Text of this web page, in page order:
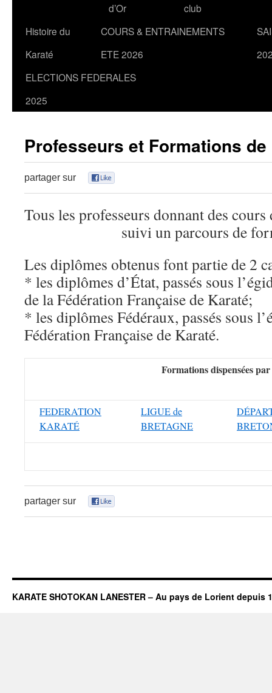
d’Or
club
Histoire du
Karaté
COURS & ENTRAINEMENTS
ETE 2026
ELECTIONS FEDERALES
2025
Professeurs et Formations
partager sur
Tous les professeurs donnant des
suivi un parcours de
Les diplômes obtenus font partie de 2
* les diplômes d’État, passés sous
de la Fédération Française de Karaté;
* les diplômes Fédéraux, passés sous
Fédération Française de Karaté.
Formations dispensées
FEDERATION
KARATÉ
LIGUE de
BRETAGNE
partager sur
KARATE SHOTOKAN LANESTER – Au pays de Lorient depuis